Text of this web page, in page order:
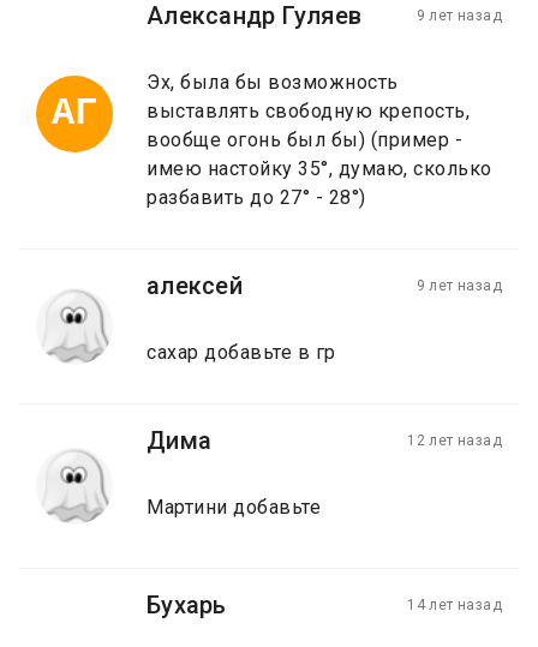
АГ
Александр Гуляев 9 лет назад
Эх, была бы возможность
выставлять свободную крепость,
вообще огонь был бы) (пример -
имею настойку 35°, думаю, сколько
разбавить до 27° - 28°)
алексей 9 лет назад
сахар добавьте в гр
Дима 12 лет назад
Мартини добавьте
Бухарь 14 лет назад